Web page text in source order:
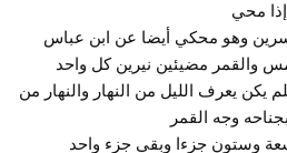
محي
وهو محكي أيضا عن ابن عباس
والقمر مضيئين نيرين كل واحد
يكن يعرف الليل من النهار والنهار من
وجه القمر
وستون جزءا وبقي جزء واحد